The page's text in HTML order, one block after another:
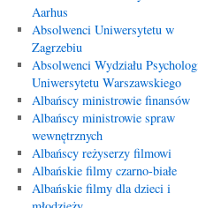
Aarhus
Absolwenci Uniwersytetu w
Zagrzebiu
Absolwenci Wydziału
Uniwersytetu Warszawskiego
Albańscy ministrowie finansów
Albańscy ministrowie spraw
wewnętrznych
Albańscy reżyserzy filmowi
Albańskie filmy czarno-białe
Albańskie filmy dla dzieci i